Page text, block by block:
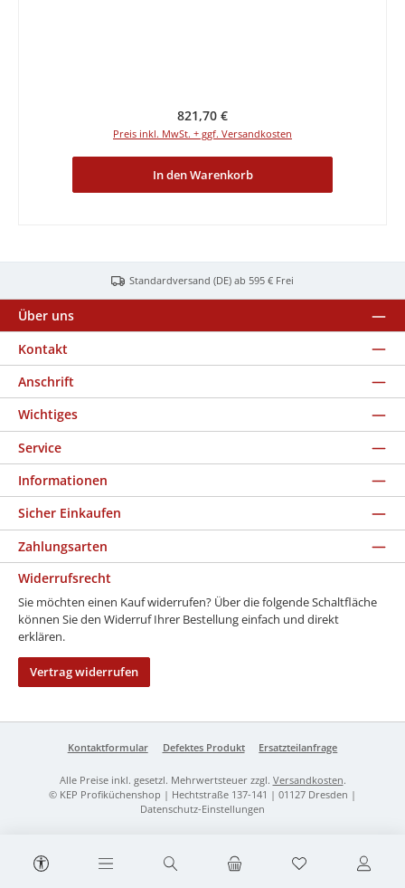
Du hast 0
Regulärer Preis:
821,70 €
Preis inkl. MwSt. + ggf. Versandkosten
In den Warenkorb
Standardversand (DE) ab 595 € Frei
Über uns
Kontakt
Anschrift
Wichtiges
Service
Informationen
Sicher Einkaufen
Zahlungsarten
Widerrufsrecht
Sie möchten einen Kauf widerrufen? Über die folgende Schaltfläche
können Sie den Widerruf Ihrer Bestellung einfach und direkt
erklären.
Vertrag widerrufen
Kontaktformular Defektes Produkt Ersatzteilanfrage
Alle Preise inkl. gesetzl. Mehrwertsteuer zzgl. Versandkosten.
© KEP Profiküchenshop | Hechtstraße 137-141 | 01127 Dresden |
Datenschutz-Einstellungen